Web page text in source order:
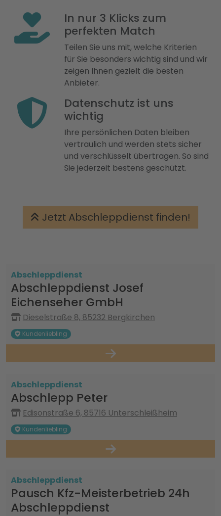
In nur 3 Klicks zum
perfekten Match
Teilen Sie uns mit, welche Kriterien
für Sie besonders wichtig sind und wir
zeigen Ihnen gezielt die besten
Anbieter.
Datenschutz ist uns
wichtig
Ihre persönlichen Daten bleiben
vertraulich und werden stets sicher
und verschlüsselt übertragen. So sind
Sie jederzeit bestens geschützt.
Jetzt Abschleppdienst finden!
Abschleppdienst
Abschleppdienst Josef
Eichenseher GmbH
Dieselstraße 8, 85232 Bergkirchen
Kundenliebling
Abschleppdienst
Abschlepp Peter
Edisonstraße 6, 85716 Unterschleißheim
Kundenliebling
Abschleppdienst
Pausch Kfz-Meisterbetrieb 24h
Abschleppdienst